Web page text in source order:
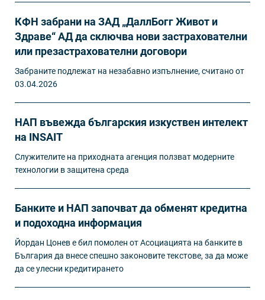
КФН забрани на ЗАД „ДаллБогг Живот и
Здраве“ АД да сключва нови застрахователни
или презастрахователни договори
Забраните подлежат на незабавно изпълнение, считано от
03.04.2026
НАП въвежда българския изкуствен интелект
на INSAIT
Служителите на приходната агенция ползват модерните
технологии в защитена среда
Банките и НАП започват да обменят кредитна
и подоходна информация
Йордан Цонев е бил помолен от Асоциацията на банките в
България да внесе спешно законовите текстове, за да може
да се улесни кредитирането